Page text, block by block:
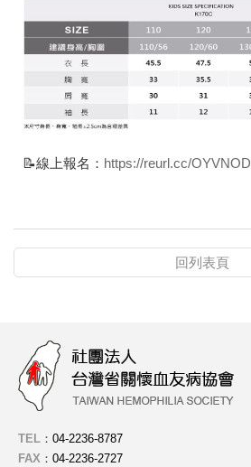
📝線上報名： https://reurl.cc/OYVNOD
回列表頁
TEL ： 04-2236-8787
FAX ： 04-2236-2727